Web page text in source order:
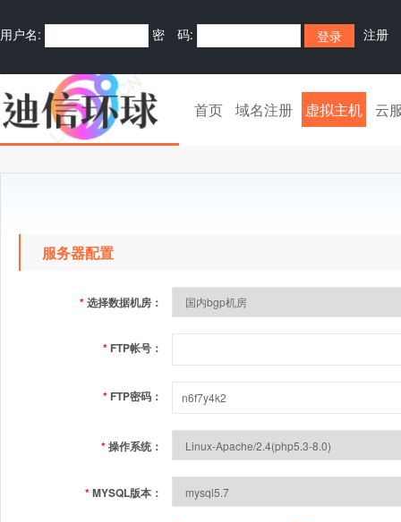
用户名: 密 码: 注册
首页 域名注册 虚拟主机 云
服务器配置
*选择数据机房：
* FTP帐号：
* FTP密码：
*操作系统：
*MYSQL版本：